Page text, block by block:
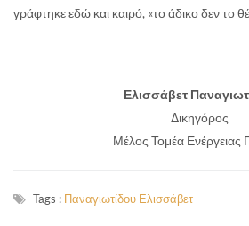
γράφτηκε εδώ και καιρό, «το άδικο δεν το
Ελισσάβετ
Δικηγόρος
Μέλος Τομέα
Tags : Παναγιωτίδου Ελισσάβετ